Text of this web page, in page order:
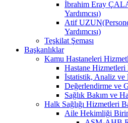
İbrahim Eray
Yardımcısı)
Atif
Yardımcısı)
Teşkilat Şeması
Başkanlıklar
Kamu Hastaneleri
Hastane
İstatistik, Analiz ve
Değerlendirme ve
Sağlık Bakım ve
Halk Sağlığı Hizmetleri
Aile Hekimliği